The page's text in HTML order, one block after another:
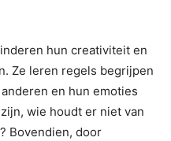
hun creativiteit en
Ze leren regels begrijpen
en hun emoties
wie houdt er niet van
Bovendien, door